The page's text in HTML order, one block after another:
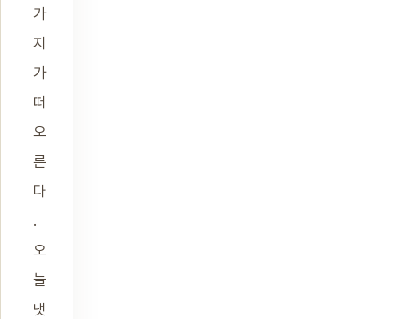
가
지
가
떠
오
른
다
.
오
늘
냇